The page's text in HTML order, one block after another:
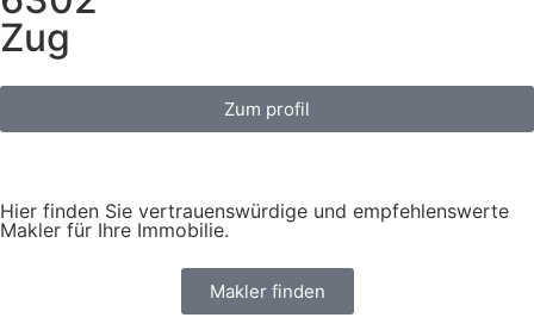
Zug
Zum profil
Hier finden Sie vertrauenswürdige und empfehlenswerte
Makler für Ihre Immobilie.
Makler finden